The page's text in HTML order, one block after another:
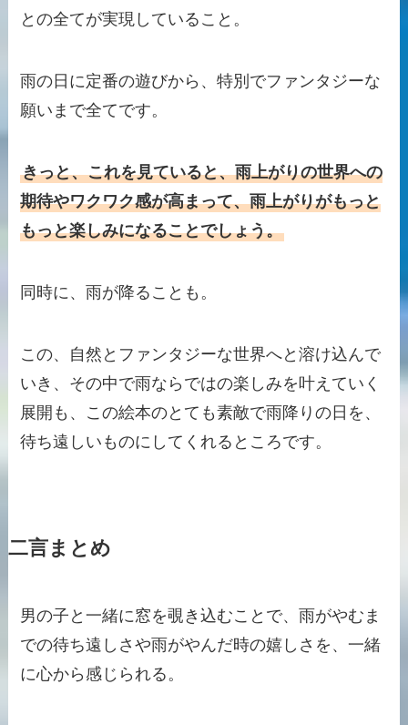
との全てが実現していること。
雨の日に定番の遊びから、特別でファンタジーな
願いまで全てです。
きっと、これを見ていると、雨上がりの世界への
期待やワクワク感が高まって、雨上がりがもっと
もっと楽しみになることでしょう。
同時に、雨が降ることも。
この、自然とファンタジーな世界へと溶け込んで
いき、その中で雨ならではの楽しみを叶えていく
展開も、この絵本のとても素敵で雨降りの日を、
待ち遠しいものにしてくれるところです。
二言まとめ
男の子と一緒に窓を覗き込むことで、雨がやむま
での待ち遠しさや雨がやんだ時の嬉しさを、一緒
に心から感じられる。